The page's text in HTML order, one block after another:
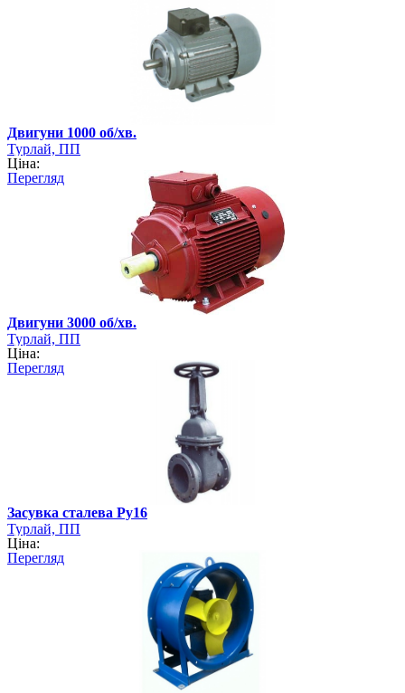
Двигуни 1000 об/хв.
Турлай, ПП
Ціна:
Перегляд
Двигуни 3000 об/хв.
Турлай, ПП
Ціна:
Перегляд
Засувка сталева Ру16
Турлай, ПП
Ціна:
Перегляд